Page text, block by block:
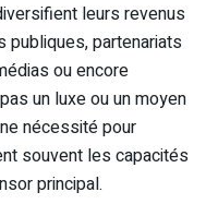
leurs revenus
publiques, partenariats
ou encore
un luxe ou un moyen
nécessité pour
souvent les capacités
principal.